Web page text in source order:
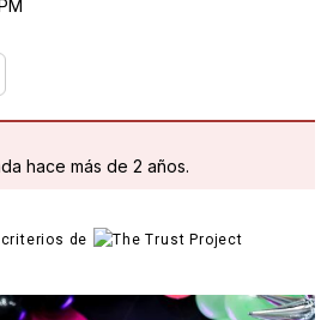
hace más de 2 años.
de